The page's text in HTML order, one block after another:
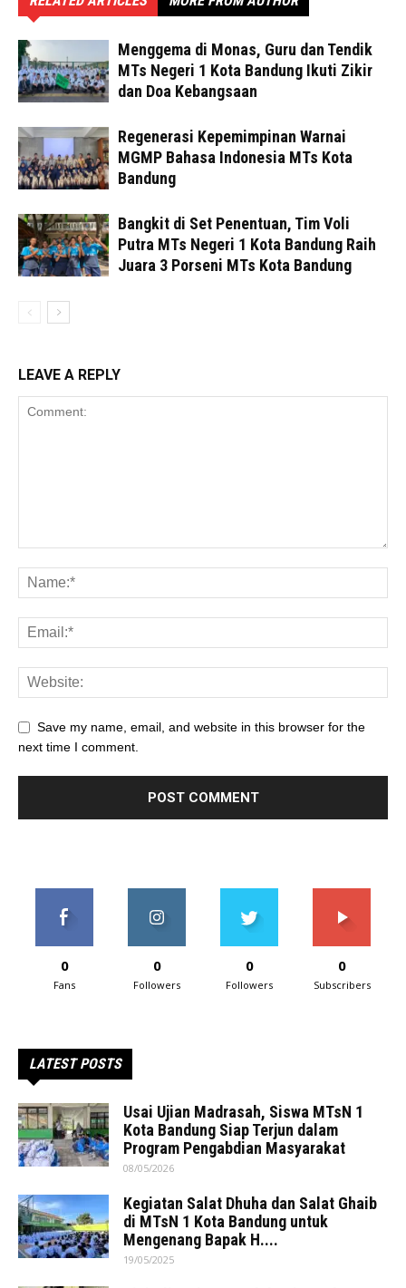
Menggema di Monas, Guru dan Tendik
MTs Negeri 1 Kota Bandung Ikuti Zikir
dan Doa Kebangsaan
Regenerasi Kepemimpinan Warnai
MGMP Bahasa Indonesia MTs Kota
Bandung
Bangkit di Set Penentuan, Tim Voli
Putra MTs Negeri 1 Kota Bandung Raih
Juara 3 Porseni MTs Kota Bandung
LEAVE A REPLY
Save my name, email, and website in this browser for the
next time I comment.
0
Fans
0
Followers
0
Followers
0
Subscribers
LATEST POSTS
Usai Ujian Madrasah, Siswa MTsN 1
Kota Bandung Siap Terjun dalam
Program Pengabdian Masyarakat
08/05/2026
Kegiatan Salat Dhuha dan Salat Ghaib
di MTsN 1 Kota Bandung untuk
Mengenang Bapak H....
19/05/2025